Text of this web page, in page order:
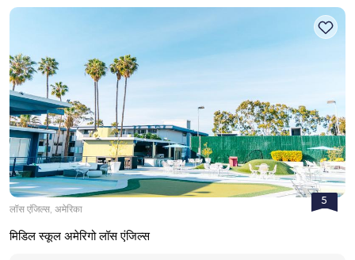
5
लॉस एंजिल्स, अमेरिका
मिडिल स्कूल अमेरिगो लॉस एंजिल्स